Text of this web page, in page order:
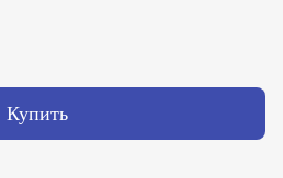
Купить